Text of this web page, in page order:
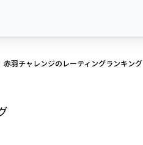
赤羽チャレンジのレーティングランキング